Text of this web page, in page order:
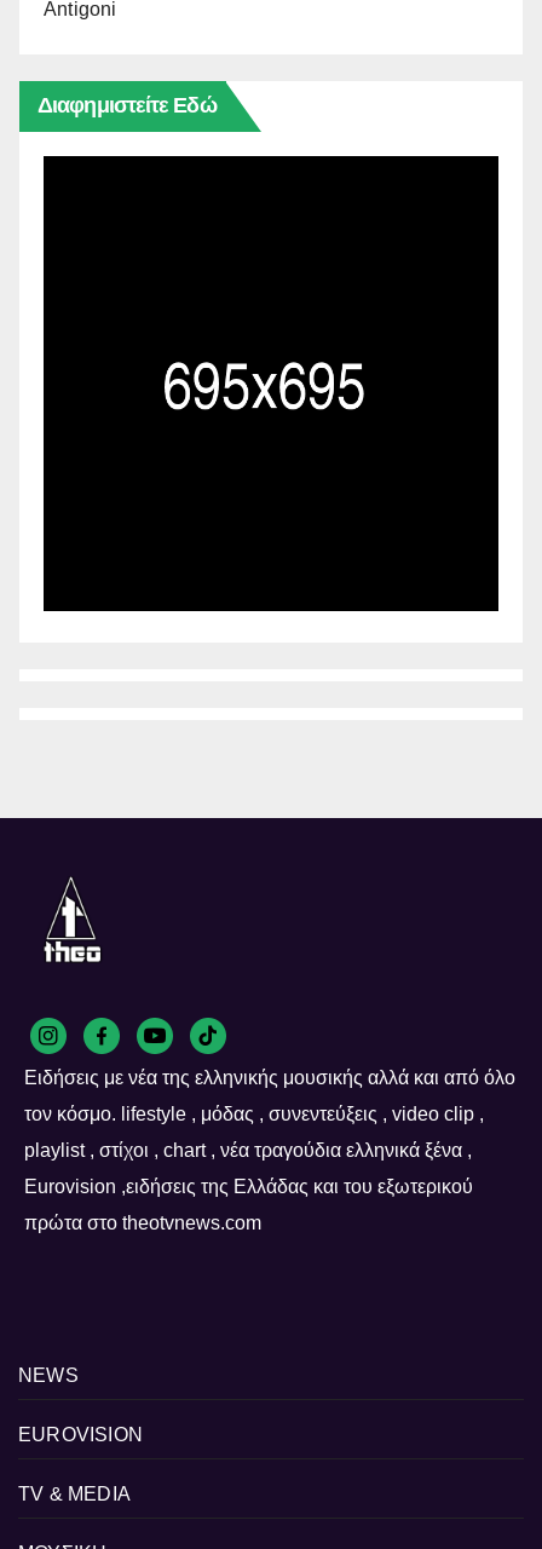
Antigoni
Διαφημιστείτε Εδώ
Ειδήσεις με νέα της ελληνικής μουσικής αλλά και από όλο
τον κόσμο. lifestyle , μόδας , συνεντεύξεις , video clip ,
playlist , στίχοι , chart , νέα τραγούδια ελληνικά ξένα ,
Eurovision ,ειδήσεις της Ελλάδας και του εξωτερικού
πρώτα στο theotvnews.com
NEWS
EUROVISION
TV & MEDIA